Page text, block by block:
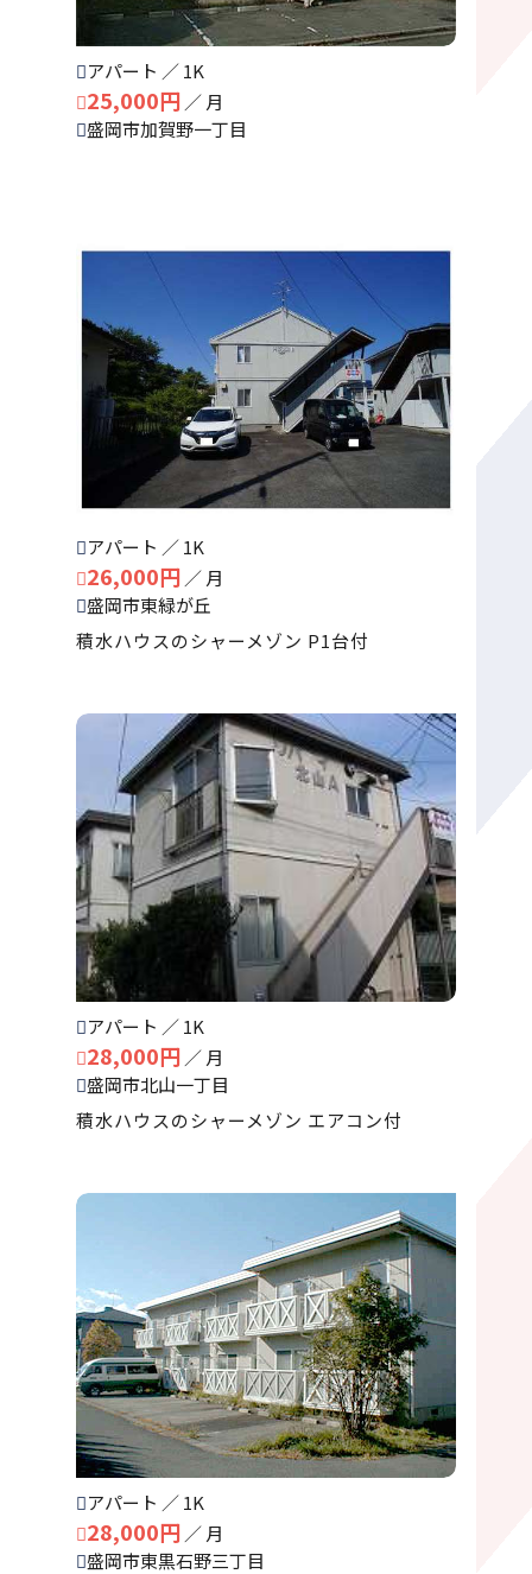
アパート ／ 1K
25,000円 ／ 月
盛岡市加賀野一丁目
アパート ／ 1K
26,000円 ／ 月
盛岡市東緑が丘
積水ハウスのシャーメゾン P1台付
アパート ／ 1K
28,000円 ／ 月
盛岡市北山一丁目
積水ハウスのシャーメゾン エアコン付
アパート ／ 1K
28,000円 ／ 月
盛岡市東黒石野三丁目